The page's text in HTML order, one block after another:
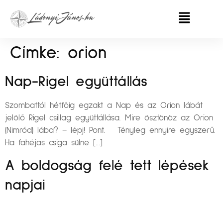
Címke: orion
Nap-Rigel együttállás
Szombattól hétfőig egzakt a Nap és az Orion lábát
jelölő Rigel csillag együttállása. Mire ösztönöz az Orion
(Nimród) lába? – lépj! Pont. Tényleg ennyire egyszerű.
Ha fahéjas csiga sülne […]
A boldogság felé tett lépések
napjai